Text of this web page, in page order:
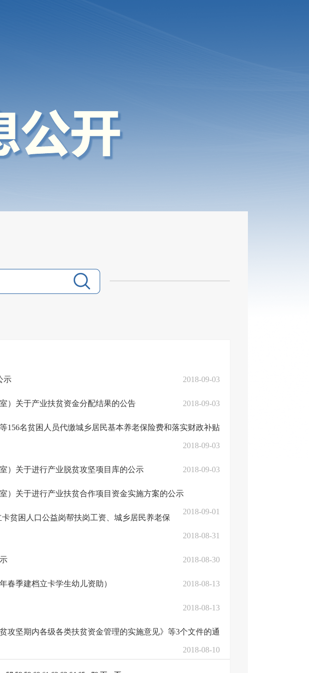
示 2018-09-03
）关于产业扶贫资金分配结果的公告 2018-09-03
156名贫困人员代缴城乡居民基本养老保险费和落实财政补贴
2018-09-03
）关于进行产业脱贫攻坚项目库的公示 2018-09-03
）关于进行产业扶贫合作项目资金实施方案的公示
2018-09-01
贫困人口公益岗帮扶岗工资、城乡居民养老保
2018-08-31
2018-08-30
春季建档立卡学生幼儿资助） 2018-08-13
2018-08-13
攻坚期内各级各类扶贫资金管理的实施意见》等3个文件的通
2018-08-10